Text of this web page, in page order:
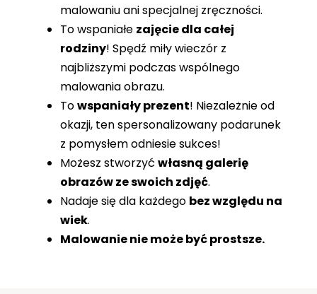
malowaniu ani specjalnej zręczności.
To wspaniałe zajęcie dla całej
rodziny! Spędź miły wieczór z
najbliższymi podczas wspólnego
malowania obrazu.
Towspaniały prezent! Niezależnie od
okazji, ten spersonalizowany podarunek
z pomysłem odniesie sukces!
Możesz stworzyć własną galerię
obrazów ze swoich zdjęć.
Nadaje się dla każdego bez względu na
wiek.
Malowanie nie może być prostsze.